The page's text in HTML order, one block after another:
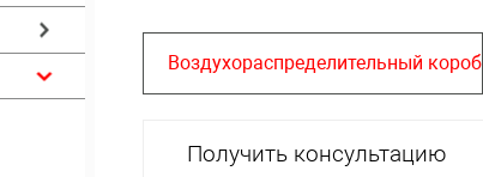
Воздухораспределительный короб
Получить консультацию